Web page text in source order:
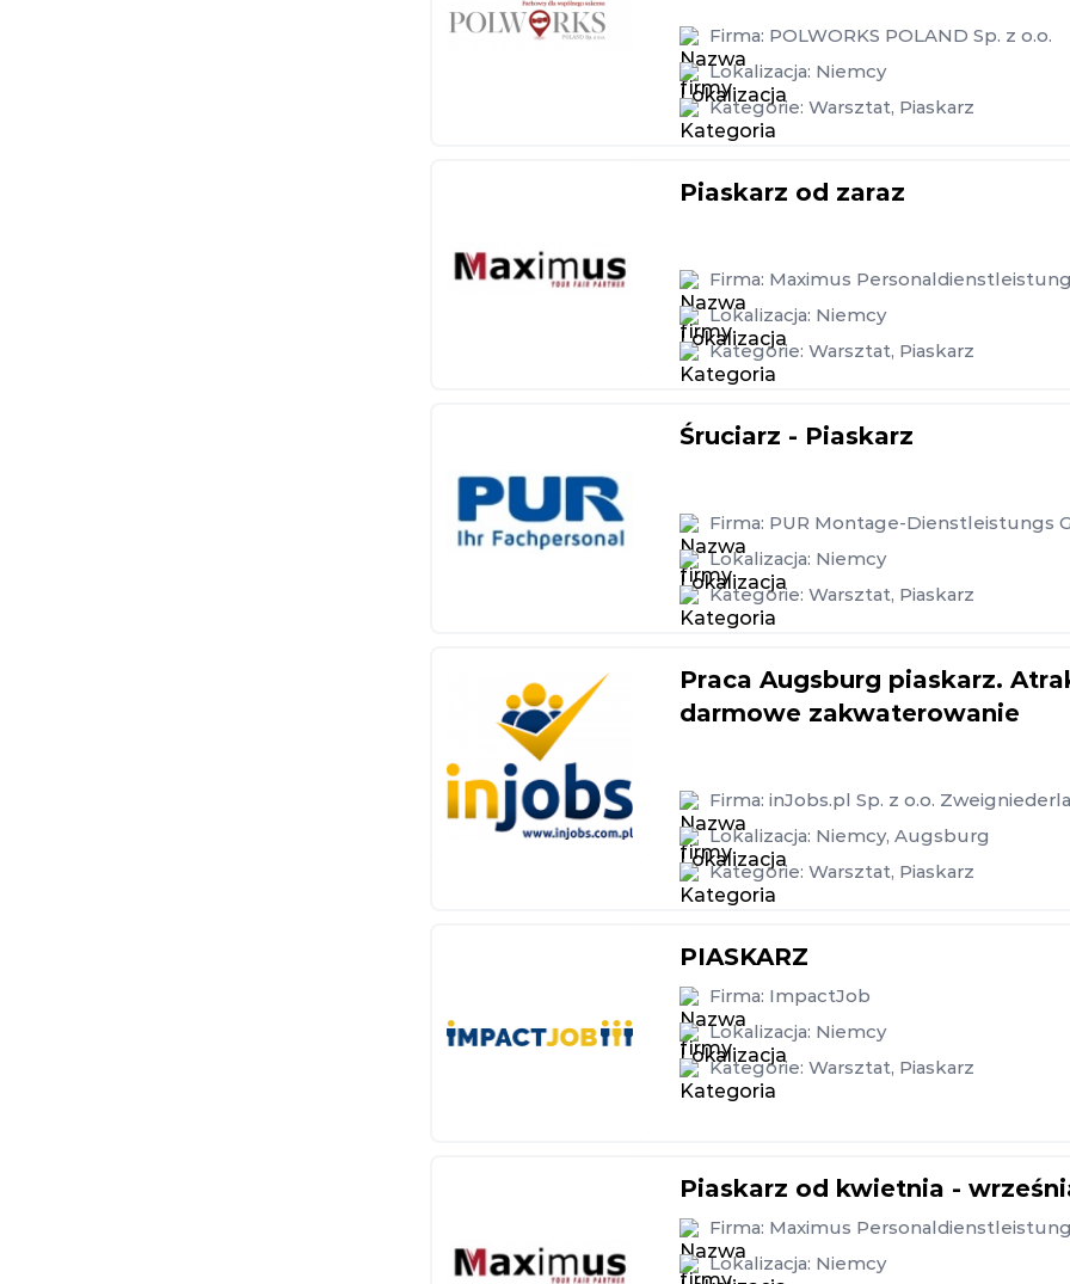
Firma: POLWORKS POLAND Sp. z o.o.
Lokalizacja: Niemcy
Kategorie: Warsztat, Piaskarz
Piaskarz od zaraz
Firma: Maximus
Lokalizacja: Niemcy
Kategorie: Warsztat, Piaskarz
Śruciarz - Piaskarz
Firma: PUR Montage-Dienstleistungs
Lokalizacja: Niemcy
Kategorie: Warsztat, Piaskarz
Praca Augsburg piaskarz.
darmowe zakwaterowanie
Firma: inJobs.pl Sp. z o.o.
Lokalizacja: Niemcy, Augsburg
Kategorie: Warsztat, Piaskarz
PIASKARZ
Firma: ImpactJob
Lokalizacja: Niemcy
Kategorie: Warsztat, Piaskarz
Piaskarz od kwietnia -
Firma: Maximus
Lokalizacja: Niemcy